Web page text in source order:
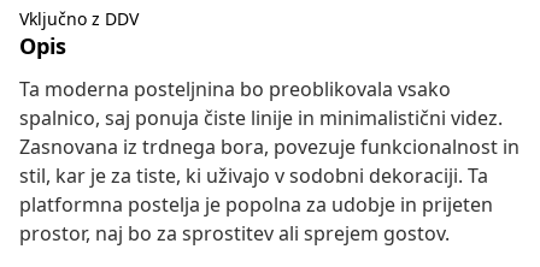
Vključno z DDV
Opis
Ta moderna posteljnina bo preoblikovala vsako
spalnico, saj ponuja čiste linije in minimalistični videz.
Zasnovana iz trdnega bora, povezuje funkcionalnost in
stil, kar je za tiste, ki uživajo v sodobni dekoraciji. Ta
platformna postelja je popolna za udobje in prijeten
prostor, naj bo za sprostitev ali sprejem gostov.